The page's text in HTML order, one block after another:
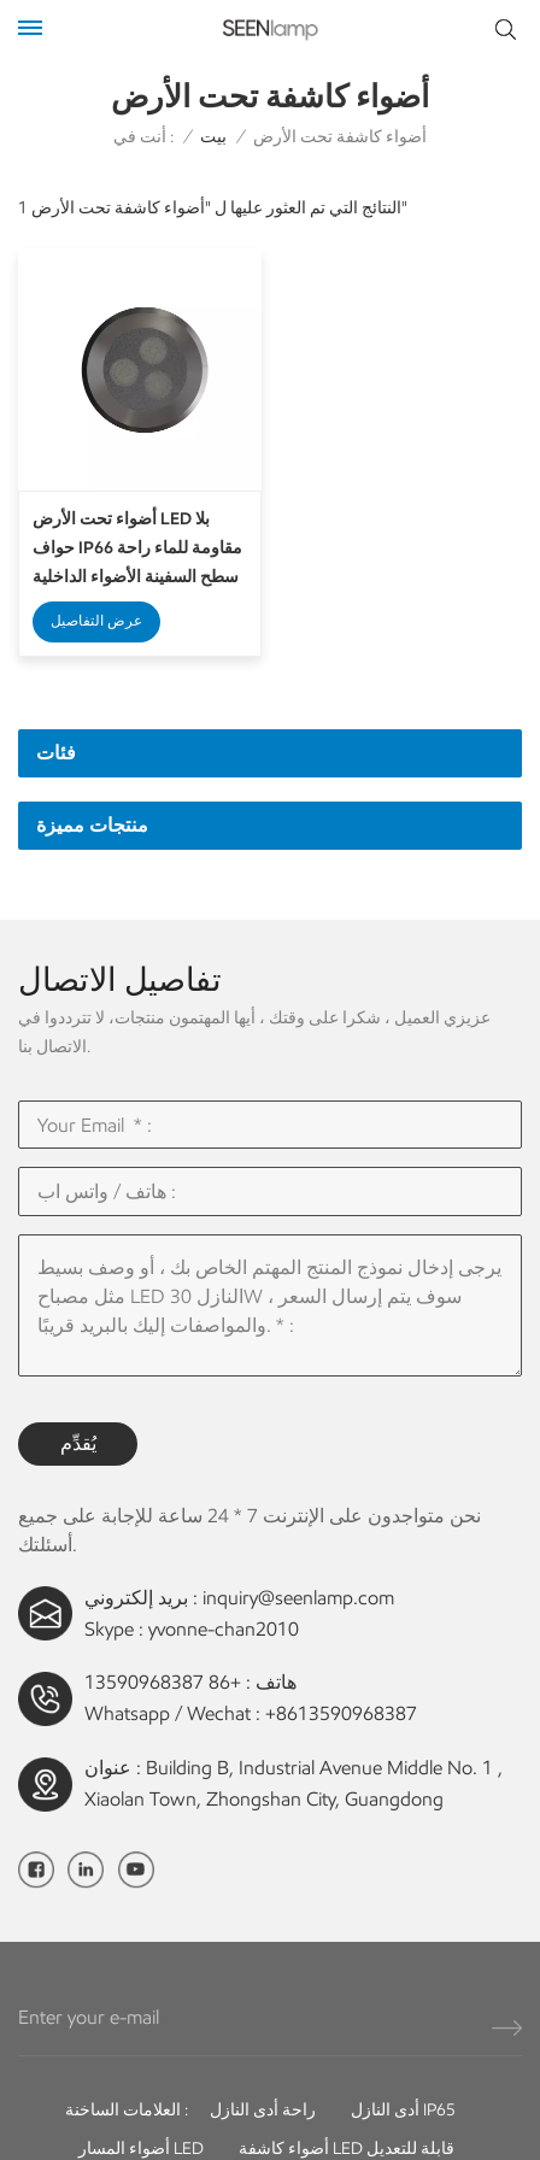
أضواء كاشفة تحت الأرض
أنت في : / بيت / أضواء كاشفة تحت الأرض
1 النتائج التي تم العثور عليها ل "أضواء كاشفة تحت الأرض"
أضواء تحت الأرض LED بلا
حواف IP66 مقاومة للماء راحة
سطح السفينة الأضواء الداخلية
الإضاءة
عرض التفاصيل
فئات
منتجات مميزة
تفاصيل الاتصال
عزيزي العميل ، شكرا على وقتك ، أيها المهتمون منتجات، لا تترددوا في
الاتصال بنا.
يُقدِّم
نحن متواجدون على الإنترنت 7 * 24 ساعة للإجابة على جميع
أسئلتك.
بريد إلكتروني : inquiry@seenlamp.com
Skype : yvonne-chan2010
هاتف :+86 13590968387
Whatsapp / Wechat : +8613590968387
عنوان : Building B, Industrial Avenue Middle No. 1 ,
Xiaolan Town, Zhongshan City, Guangdong
العلامات الساخنة : راحة أدى النازل
أدى النازل IP65
أضواء المسار LED
أضواء كاشفة LED قابلة للتعديل